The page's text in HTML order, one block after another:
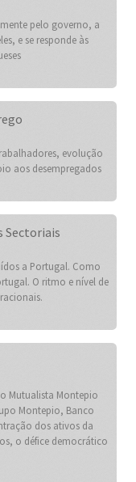
pelo governo, a
e se responde às
evolução
aos desempregados
Sectoriais
a Portugal. Como
O ritmo e nível de
Mutualista Montepio
Montepio, Banco
dos ativos da
o défice democrático